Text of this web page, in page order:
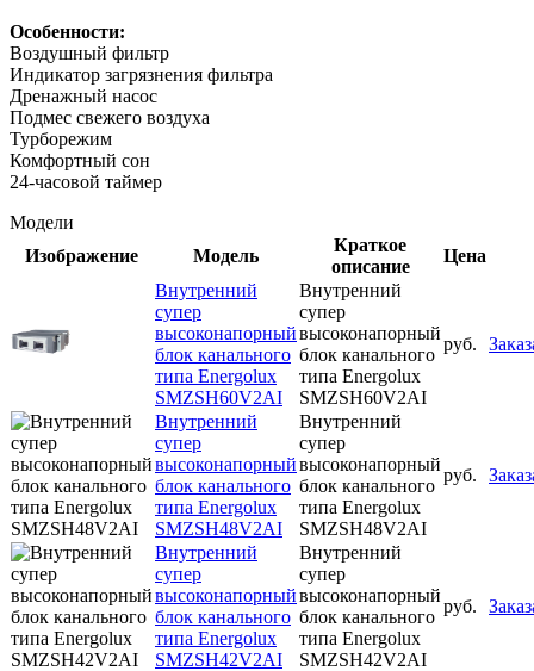
Особенности:
Воздушный фильтр
Индикатор загрязнения фильтра
Дренажный насос
Подмес свежего воздуха
Турборежим
Комфортный сон
24-часовой таймер
Модели
Изображение
Модель
Краткое
описание
Цена
Внутренний
супер
высоконапорный
блок канального
типа Energolux
SMZSH60V2AI
Внутренний
супер
высоконапорный
блок канального
типа Energolux
SMZSH60V2AI
руб.
Внутренний
супер
высоконапорный
блок канального
типа Energolux
SMZSH48V2AI
Внутренний
супер
высоконапорный
блок канального
типа Energolux
SMZSH48V2AI
руб.
Внутренний
супер
высоконапорный
блок канального
типа Energolux
SMZSH42V2AI
Внутренний
супер
высоконапорный
блок канального
типа Energolux
SMZSH42V2AI
руб.